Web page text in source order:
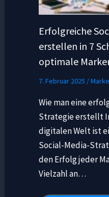
Erfolgreiche
erstellen in 7
optimale
7. Februar 2025 /
Wie man eine
Strategie erstellt
digitalen Welt ist
Social-Media-
den Erfolg jeder
Vielzahl an…